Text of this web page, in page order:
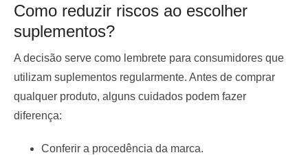
Como reduzir riscos ao escolher
suplementos?
A decisão serve como lembrete para consumidores que
utilizam suplementos regularmente. Antes de comprar
qualquer produto, alguns cuidados podem fazer
diferença:
Conferir a procedência da marca.